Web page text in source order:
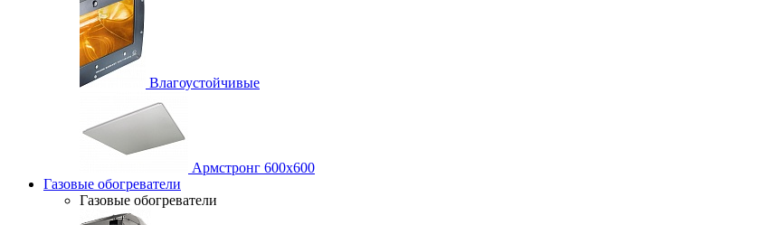
Влагоустойчивые
Армстронг 600х600
Газовые обогреватели
Газовые обогреватели